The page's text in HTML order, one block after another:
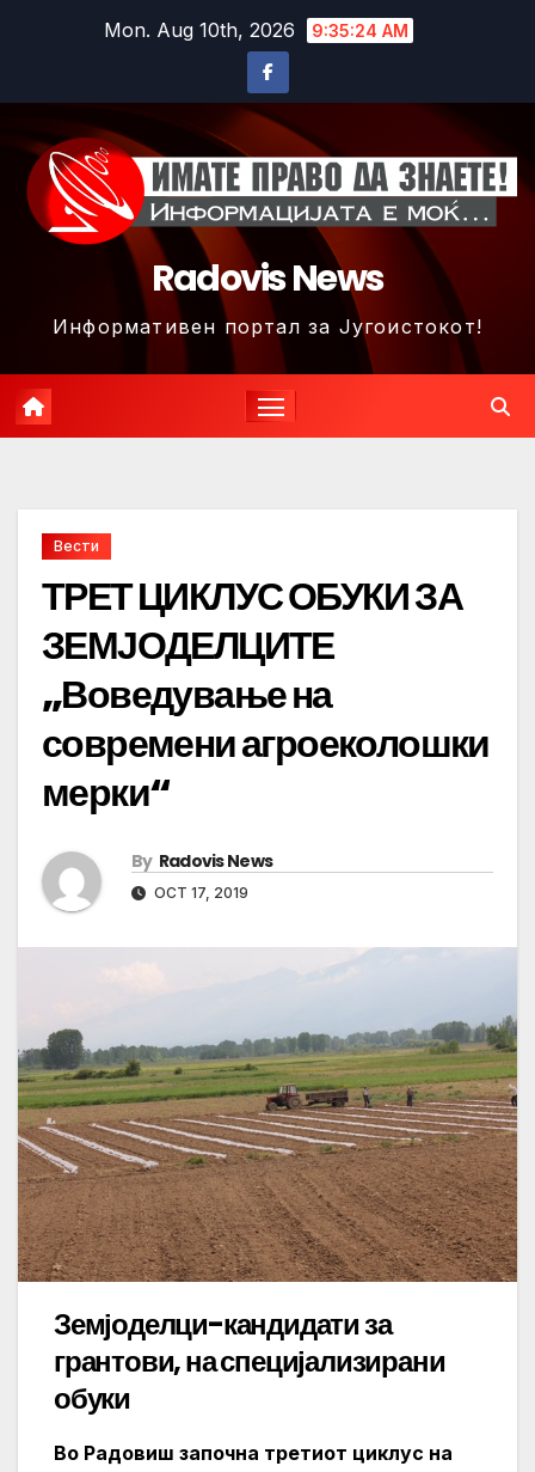
Mon. Aug 10th, 2026 9:35:27 AM
Radovis News
Информативен портал за Југоистокот!
Вести
ТРЕТ ЦИКЛУС ОБУКИ ЗА
ЗЕМЈОДЕЛЦИТЕ
„Воведување на
современи агроеколошки
мерки“
By Radovis News
OCT 17, 2019
Земјоделци-кандидати за
грантови, на специјализирани
обуки
Во Радовиш започна третиот циклус на